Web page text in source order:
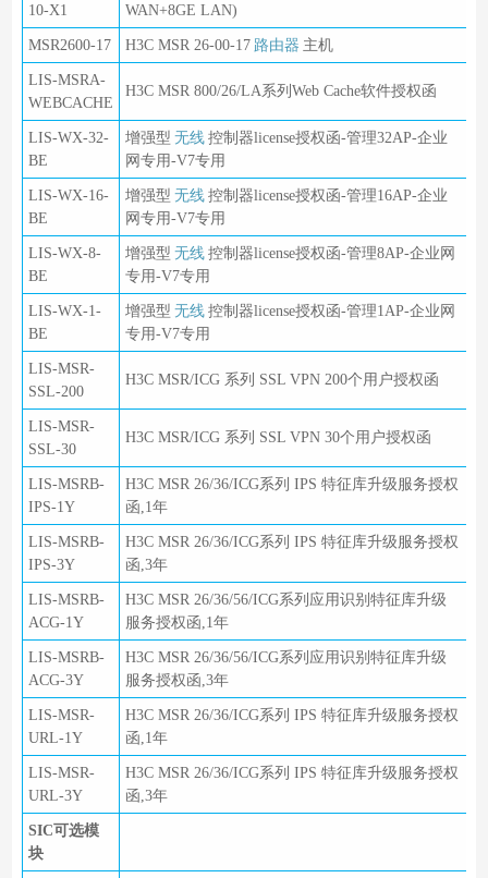
10-X1
WAN+8GE LAN)
MSR2600-17 H3C MSR 26-00-17 路由器 主机
LIS-MSRA-
WEBCACHE
H3C MSR 800/26/LA系列Web Cache软件授权函
LIS-WX-32-
BE
增强型 无线 控制器license授权函-管理32AP-企业
网专用-V7专用
LIS-WX-16-
BE
增强型 无线 控制器license授权函-管理16AP-企业
网专用-V7专用
LIS-WX-8-
BE
增强型 无线 控制器license授权函-管理8AP-企业网
专用-V7专用
LIS-WX-1-
BE
增强型 无线 控制器license授权函-管理1AP-企业网
专用-V7专用
LIS-MSR-
SSL-200
H3C MSR/ICG 系列 SSL VPN 200个用户授权函
LIS-MSR-
SSL-30
H3C MSR/ICG 系列 SSL VPN 30个用户授权函
LIS-MSRB-
IPS-1Y
H3C MSR 26/36/ICG系列 IPS 特征库升级服务授权
函,1年
LIS-MSRB-
IPS-3Y
H3C MSR 26/36/ICG系列 IPS 特征库升级服务授权
函,3年
LIS-MSRB-
ACG-1Y
H3C MSR 26/36/56/ICG系列应用识别特征库升级
服务授权函,1年
LIS-MSRB-
ACG-3Y
H3C MSR 26/36/56/ICG系列应用识别特征库升级
服务授权函,3年
LIS-MSR-
URL-1Y
H3C MSR 26/36/ICG系列 IPS 特征库升级服务授权
函,1年
LIS-MSR-
URL-3Y
H3C MSR 26/36/ICG系列 IPS 特征库升级服务授权
函,3年
SIC可选模
块